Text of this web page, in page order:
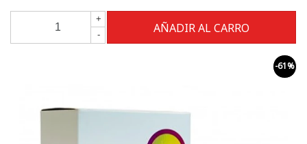
+
-
-61%